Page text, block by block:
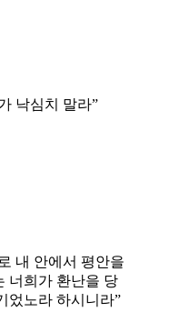
낙심치 말라”
내 안에서 평안을
너희가 환난을 당
었노라 하시니라”